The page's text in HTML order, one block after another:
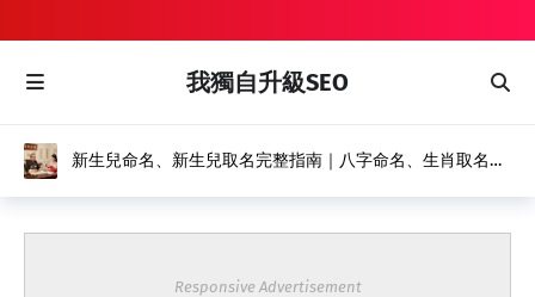
我獨自升級SEO
新生兒命名、新生兒取名完整指南｜八字命名、生肖取名推
Responsive Advertisement